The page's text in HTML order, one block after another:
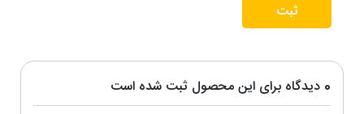
0 دیدگاه برای این محصول ثبت شده است
ثبت